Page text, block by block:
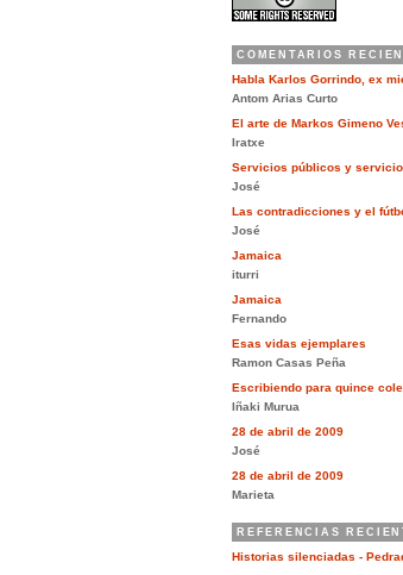
COMENTARIOS
Habla Karlos Gorrindo, ex
Antom Arias Curto
El arte de Markos Gimeno
Iratxe
Servicios públicos y
José
Las contradicciones y el
José
Jamaica
iturri
Jamaica
Fernando
Esas vidas ejemplares
Ramon Casas Peña
Escribiendo para quince
Iñaki Murua
28 de abril de 2009
José
28 de abril de 2009
Marieta
REFERENCIAS
Historias silenciadas -